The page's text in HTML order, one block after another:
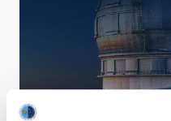
GTC